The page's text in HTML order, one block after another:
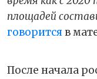
площадей
говоритсяв
После начала